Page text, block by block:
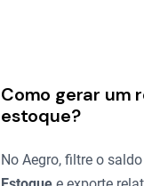
Como gerar um
estoque?
No Aegro, filtre o